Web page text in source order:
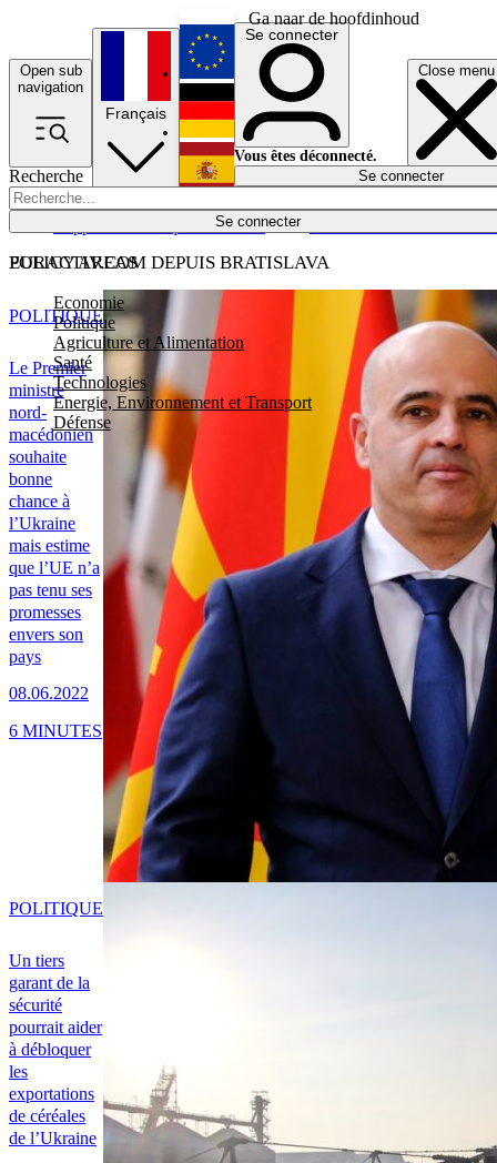
Ga naar de hoofdinhoud
Open sub
navigation
Close menu
Recherche
Se connecter
POLICY AREAS
Economie
Politique
Agriculture et Alimentation
Santé
Technologies
Energie, Environnement et Transport
Défense
Économie
Français
English
Deutsch
Español
Se connecter
Vous êtes déconnecté.
Se connecter
EURACTIV.COM DEPUIS BRATISLAVA
Le Premier
ministre
nord-
macédonien
souhaite
bonne
chance à
l’Ukraine
mais estime
que l’UE n’a
pas tenu ses
promesses
envers son
pays
08.06.2022
POLITIQUE
6 MINUTES
Un tiers
garant de la
sécurité
pourrait aider
à débloquer
les
exportations
de céréales
de l’Ukraine
POLITIQUE